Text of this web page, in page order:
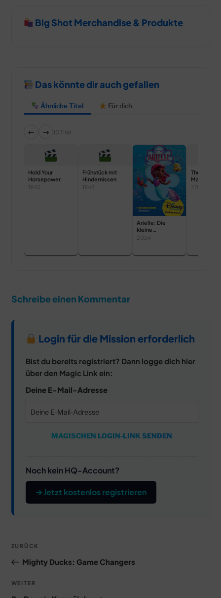
Big Shot Merchandise & Produkte
Das könnte dir auch gefallen
Ähnliche Titel Für dich
← → 10 Titel
Hold Your
Horsepower
1945
Frühstück mit
Hindernissen
1948
Arielle: Die
kleine
Meerjungfrau
2024
The Secret
Magic
2007
Schreibe einen Kommentar
Login für die Mission erforderlich
Bist du bereits registriert? Dann logge dich hier
über den Magic Link ein:
Deine E-Mail-Adresse
MAGISCHEN LOGIN-LINK SENDEN
Noch kein HQ-Account?
➔ Jetzt kostenlos registrieren
Beitragsnavigation
Vorheriger
Beitrag
ZURÜCK
Mighty Ducks: Game Changers
Nächster
Beitrag
WEITER